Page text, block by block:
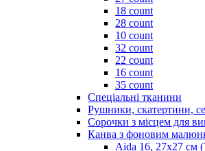
18 count
28 count
10 count
32 count
22 count
16 count
35 count
Спеціальні тканини
Рушники, скатертини,
Сорочки з місцем для
Канва з фоновим
Aida 16, 27х27 см